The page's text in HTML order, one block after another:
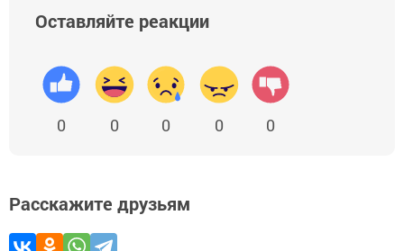
Оставляйте реакции
0 0 0 0 0
Расскажите друзьям